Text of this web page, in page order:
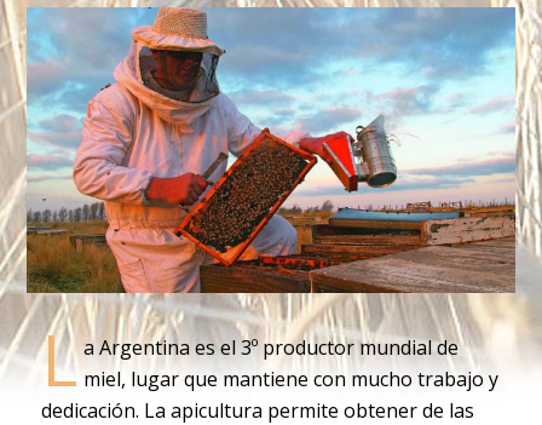
L a Argentina es el 3º productor mundial de
miel, lugar que mantiene con mucho trabajo y
dedicación. La apicultura permite obtener de las